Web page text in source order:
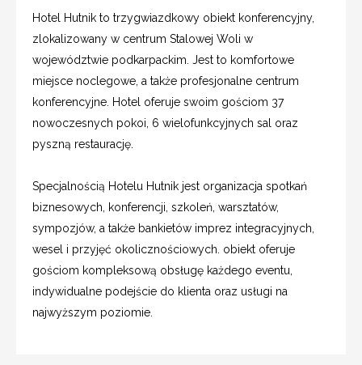
Hotel Hutnik to trzygwiazdkowy obiekt konferencyjny,
zlokalizowany w centrum Stalowej Woli w
województwie podkarpackim. Jest to komfortowe
miejsce noclegowe, a także profesjonalne centrum
konferencyjne. Hotel oferuje swoim gościom 37
nowoczesnych pokoi, 6 wielofunkcyjnych sal oraz
pyszną restaurację.
Specjalnością Hotelu Hutnik jest organizacja spotkań
biznesowych, konferencji, szkoleń, warsztatów,
sympozjów, a także bankietów imprez integracyjnych,
wesel i przyjęć okolicznościowych. obiekt oferuje
gościom kompleksową obsługę każdego eventu,
indywidualne podejście do klienta oraz usługi na
najwyższym poziomie.